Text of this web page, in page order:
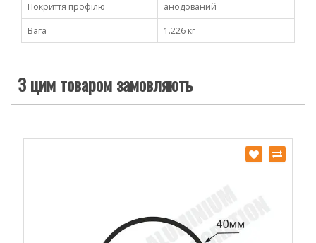
Покриття профілю
анодований
Вага
1.226 кг
З цим товаром замовляють